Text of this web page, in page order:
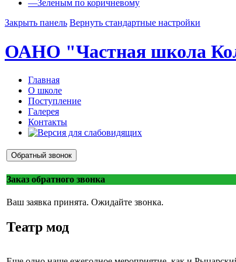
—Зеленым по коричневому
Закрыть панель Вернуть стандартные настройки
ОАНО "Частная школа
Главная
О школе
Поступление
Галерея
Контакты
Обратный звонок
Заказ обратного звонка
Ваш заявка принята. Ожидайте звонка.
Театр мод